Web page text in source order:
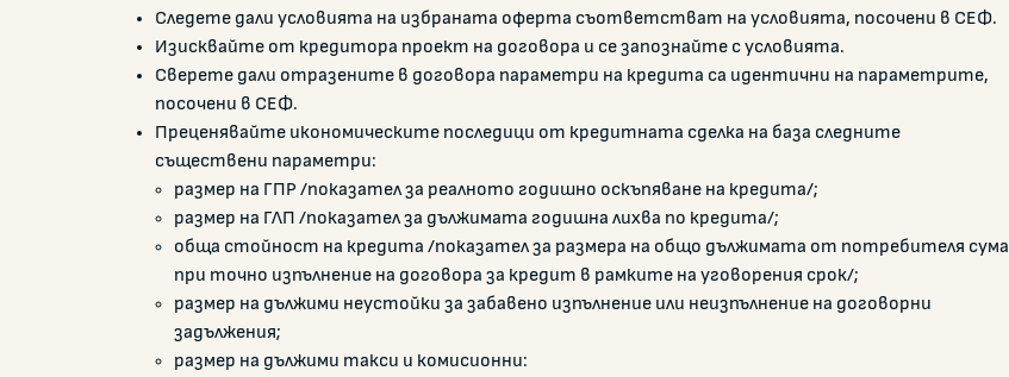
Следете дали условията на избраната оферта съответстват на условията, посочени в СЕФ.
Изисквайте от кредитора проект на договора и се запознайте с условията.
Сверете дали отразените в договора параметри на кредита са идентични на параметрите,
посочени в СЕФ.
Преценявайте икономическите последици от кредитната сделка на база следните
съществени параметри:
размер на ГПР /показател за реалното годишно оскъпяване на кредита/;
размер на ГЛП /показател за дължимата годишна лихва по кредита/;
обща стойност на кредита /показател за размера на общо дължимата от потребителя сума
при точно изпълнение на договора за кредит в рамките на уговорения срок/;
размер на дължими неустойки за забавено изпълнение или неизпълнение на договорни
задължения;
размер на дължими такси и комисионни: